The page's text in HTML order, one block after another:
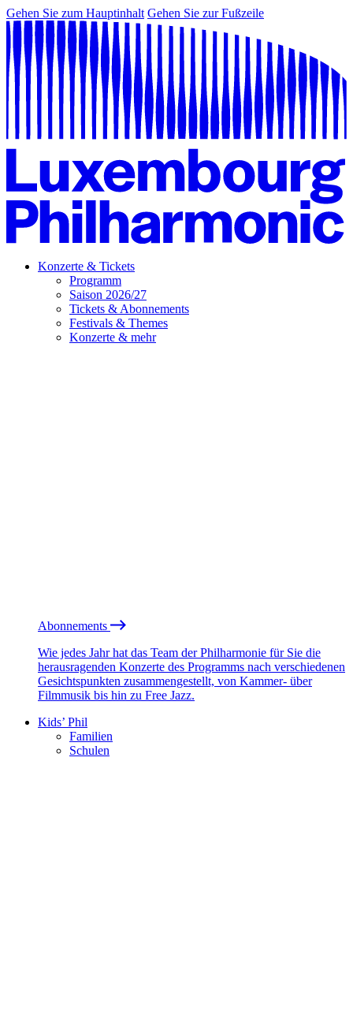
Gehen Sie zum Hauptinhalt Gehen Sie zur Fußzeile
Konzerte & Tickets
Programm
Saison 2026/27
Tickets & Abonnements
Festivals & Themes
Konzerte & mehr
Abonnements
Wie jedes Jahr hat das Team der Philharmonie für Sie die
herausragenden Konzerte des Programms nach verschiedenen
Gesichtspunkten zusammengestellt, von Kammer- über
Filmmusik bis hin zu Free Jazz.
Kids’ Phil
Familien
Schulen